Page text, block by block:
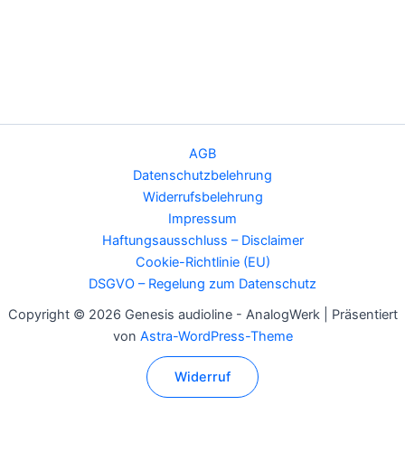
AGB
Datenschutzbelehrung
Widerrufsbelehrung
Impressum
Haftungsausschluss – Disclaimer
Cookie-Richtlinie (EU)
DSGVO – Regelung zum Datenschutz
Copyright © 2026 Genesis audioline - AnalogWerk | Präsentiert
von Astra-WordPress-Theme
Widerruf